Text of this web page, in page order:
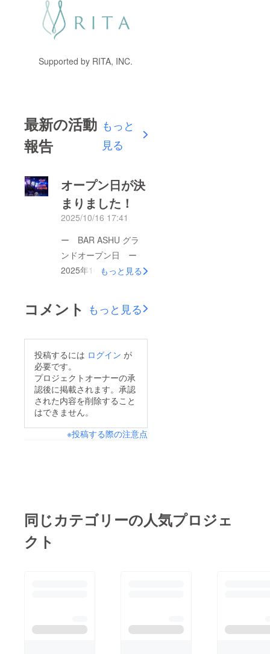
Supported by RITA, INC.
最新の活動
報告
もっと
見る
オープン日が決
まりました！
2025/10/16 17:41
ー BAR ASHU グラ
ンドオープン日 ー
2025年10月29日
詳細は、画像内のQR
コードからGoogle
支援により、準備を無
事進めることができ、
いよいよ新たな一歩を
踏み出せることとなり
し上げます。オープン
ひお立ち寄りくださ
い。また、今後の営業
ASHUプロジェクト
もっと見る
コメント もっと見る
投稿するには ログイン が
必要です。
プロジェクトオーナーの承
認後に掲載されます。承認
された内容を削除すること
はできません。
※投稿する際の注意点
同じカテゴリーの人気プロジェ
クト